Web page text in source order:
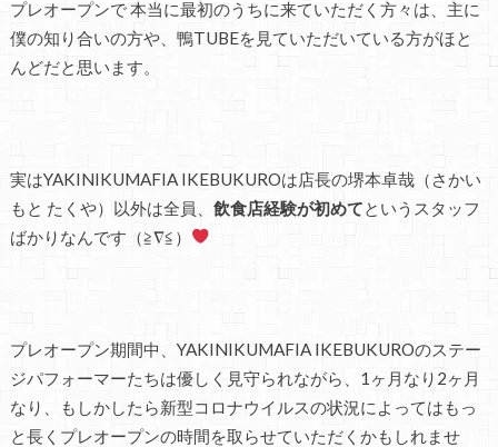
プレオープンで 本当に最初のうちに来ていただく方々は、主に
僕の知り合いの方や、鴨TUBEを見ていただいている方がほと
んどだと思います。
実はYAKINIKUMAFIA IKEBUKUROは店長の堺本卓哉（さかい
もと たくや）以外は全員、 飲食店経験が初めてというスタッフ
ばかりなんです（≧∇≦）
プレオープン期間中、YAKINIKUMAFIA IKEBUKUROのステー
ジパフォーマーたちは優しく見守られながら、1ヶ月なり2ヶ月
なり、もしかしたら新型コロナウイルスの状況によってはもっ
と長くプレオープンの時間を取らせていただくかもしれませ